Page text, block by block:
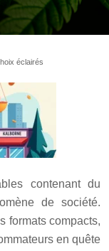
éclairés
contenant du
de société.
formats compacts,
en quête